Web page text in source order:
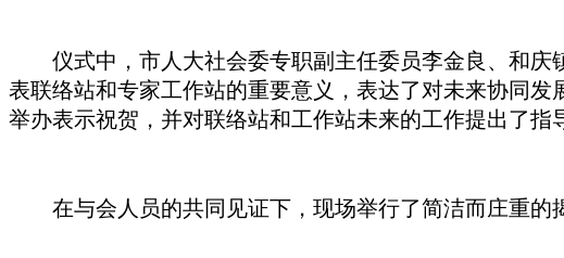
仪式中，市人大社会委专职副主任委员李金良、和庆
表联络站和专家工作站的重要意义，表达了对未来协同
举办表示祝贺，并对联络站和工作站未来的工作提出了指
在与会人员的共同见证下，现场举行了简洁而庄重的